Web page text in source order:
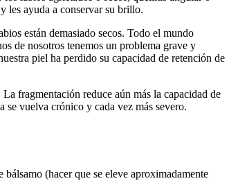
les ayuda a conservar su brillo.
están demasiado secos. Todo el mundo
de nosotros tenemos un problema grave y
piel ha perdido su capacidad de retención de
fragmentación reduce aún más la capacidad de
vuelva crónico y cada vez más severo.
(hacer que se eleve aproximadamente